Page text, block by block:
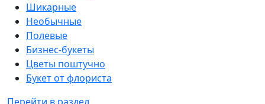
Шикарные
Необычные
Полевые
Бизнес-букеты
Цветы поштучно
Букет от флориста